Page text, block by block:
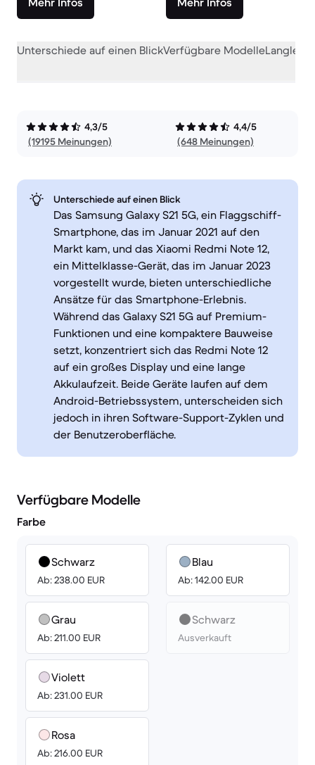
Unterschiede auf einen BlickVerfügbare Modelle
4,3/5
(19195 Meinungen)
4,4/5
(648 Meinungen)
Unterschiede auf einen Blick
Das Samsung Galaxy S21 5G, ein Flaggschiff-
Smartphone, das im Januar 2021 auf den
Markt kam, und das Xiaomi Redmi Note 12,
ein Mittelklasse-Gerät, das im Januar 2023
vorgestellt wurde, bieten unterschiedliche
Ansätze für das Smartphone-Erlebnis.
Während das Galaxy S21 5G auf Premium-
Funktionen und eine kompaktere Bauweise
setzt, konzentriert sich das Redmi Note 12
auf ein großes Display und eine lange
Akkulaufzeit. Beide Geräte laufen auf dem
Android-Betriebssystem, unterscheiden sich
jedoch in ihren Software-Support-Zyklen und
der Benutzeroberfläche.
Verfügbare Modelle
Farbe
Schwarz
Ab: 238.00 EUR
Grau
Ab: 211.00 EUR
Violett
Ab: 231.00 EUR
Rosa
Ab: 216.00 EUR
Blau
Ab: 142.00 EUR
Schwarz
Ausverkauft